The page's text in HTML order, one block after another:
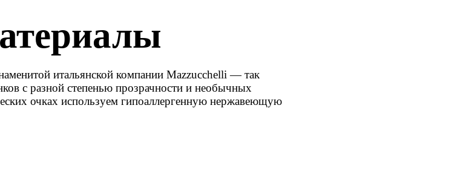
итальянской компании Mazzucchelli — так
с разной степенью прозрачности и необычных
очках используем гипоаллергенную нержавеющую